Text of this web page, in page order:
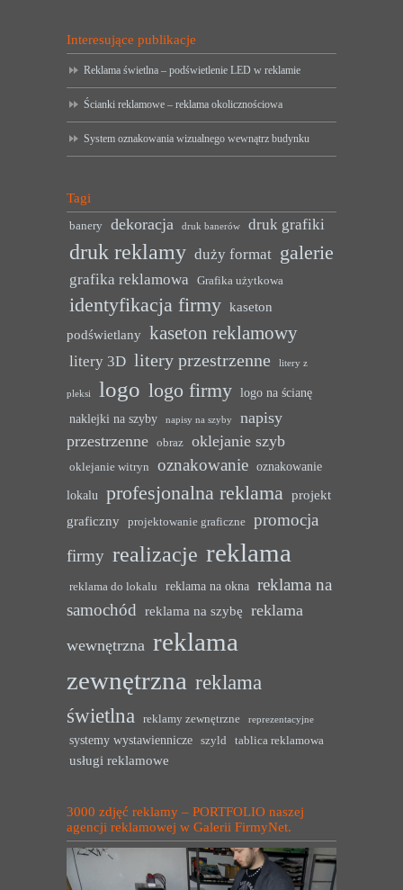
Interesujące publikacje
Reklama świetlna – podświetlenie LED w reklamie
Ścianki reklamowe – reklama okolicznościowa
System oznakowania wizualnego wewnątrz budynku
Tagi
banery dekoracja druk banerów druk grafiki
druk reklamy duży format galerie
grafika reklamowa Grafika użytkowa
identyfikacja firmy kaseton
podświetlany kaseton reklamowy
litery 3D litery przestrzenne litery z
pleksi logo logo firmy logo na ścianę
naklejki na szyby
napisy na szyby
napisy
przestrzenne
obraz oklejanie szyb
oklejanie witryn oznakowanie oznakowanie
lokalu profesjonalna reklama projekt
graficzny
projektowanie graficzne
promocja
firmy realizacje reklama
reklama do lokalu reklama na okna reklama na
samochód reklama na szybę reklama
wewnętrzna reklama
zewnętrzna reklama
świetlna
reklamy zewnętrzne reprezentacyjne
systemy wystawiennicze szyld tablica reklamowa
usługi reklamowe
3000 zdjęć reklamy – PORTFOLIO naszej
agencji reklamowej w Galerii FirmyNet.